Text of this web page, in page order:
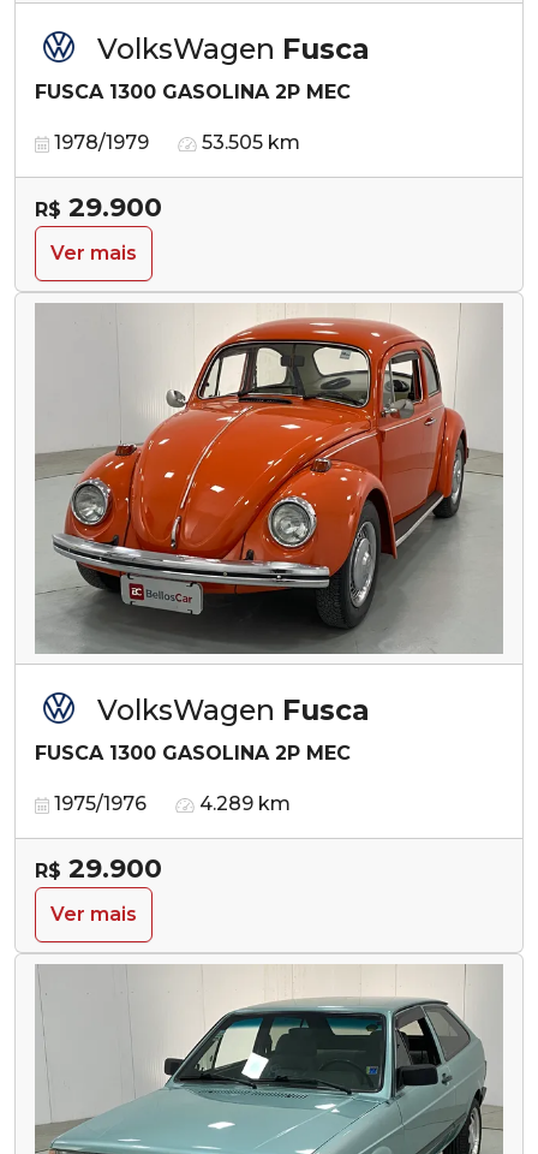
VolksWagen Fusca
FUSCA 1300 GASOLINA 2P MEC
1978/1979 53.505 km
R$ 29.900
Ver mais
VolksWagen Fusca
FUSCA 1300 GASOLINA 2P MEC
1975/1976 4.289 km
R$ 29.900
Ver mais